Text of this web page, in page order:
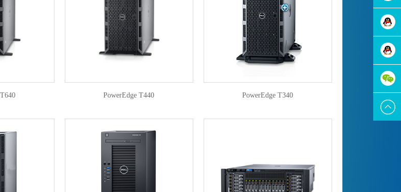
PowerEdge T440 PowerEdge T340
在线咨
在线咨
在线咨